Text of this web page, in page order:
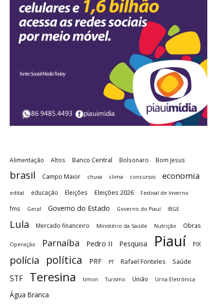
Alimentação Altos Banco Central Bolsonaro Bom Jesus
brasil Campo Maior chuva clima concursos economia
edital educação Eleições Eleições 2026 Festival de Inverno
fms Geral Governo do Estado Governo do Piauí IBGE
Lula Mercado financeiro Ministério da Saúde Nutrição Obras
Operação Parnaíba Pedro II Pesquisa Piauí PIX
polícia política PRF PT Rafael Fonteles Saúde
STF Teresina timon Turismo União Urna Eletrônica
Água Branca